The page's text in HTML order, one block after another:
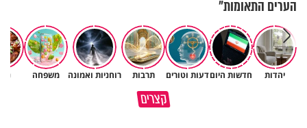
הערים התאומות״
יהדות חדשות היוםדעות וטורים תרבות רוחניות ואמונה משפחה
קצרים
תשתמש באהבה של השם לטובתך
פותחים פתח קטן - ומקבלים